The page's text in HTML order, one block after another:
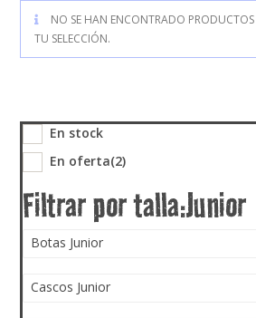
NO SE HAN ENCONTRADO
TU SELECCIÓN.
En stock
En oferta(2)
Botas Junior
Cascos Junior